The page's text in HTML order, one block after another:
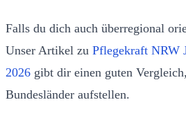
Falls du dich auch überregional
Unser Artikel zu Pflegekraft NRW
2026 gibt dir einen guten
Bundesländer aufstellen.